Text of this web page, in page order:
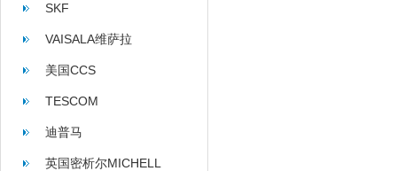
SKF
VAISALA维萨拉
美国CCS
TESCOM
迪普马
英国密析尔MICHELL